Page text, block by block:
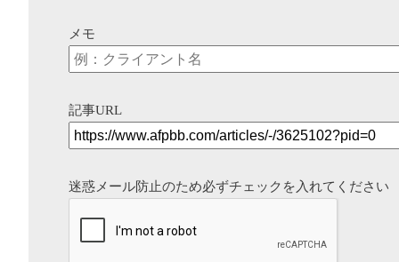
メモ
記事URL
迷惑メール防止のため必ずチェックを入れてください